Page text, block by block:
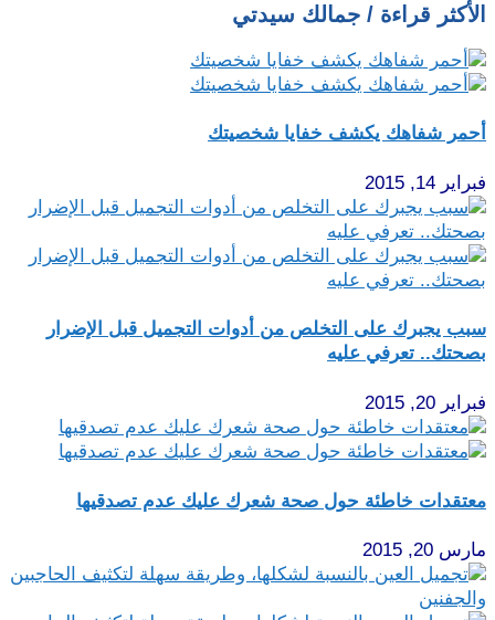
الأكثر قراءة / جمالك سيدتي
أحمر شفاهك يكشف خفايا شخصيتك
فبراير 14, 2015
سبب يجبرك على التخلص من أدوات التجميل قبل الإضرار
بصحتك.. تعرفي عليه
فبراير 20, 2015
معتقدات خاطئة حول صحة شعرك عليك عدم تصدقيها
مارس 20, 2015